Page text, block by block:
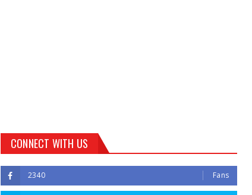
CONNECT WITH US
2340 Fans